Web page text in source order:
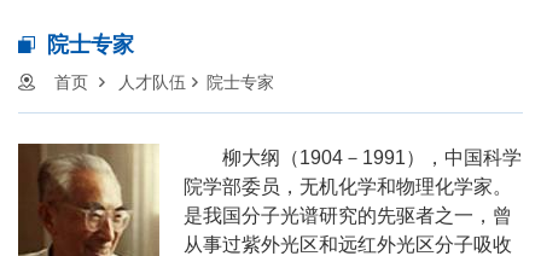
院士专家
首页 人才队伍 院士专家
柳大纲（1904 － 1991），中国科学
院学部委员，无机化学和物理化学家。
是我国分子光谱研究的先驱者之一，曾
从事过紫外光区和远红外光区分子吸收